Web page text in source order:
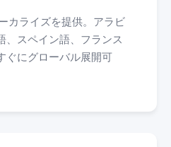
カライズを提供。アラビ
、スペイン語、フランス
ぐにグローバル展開可